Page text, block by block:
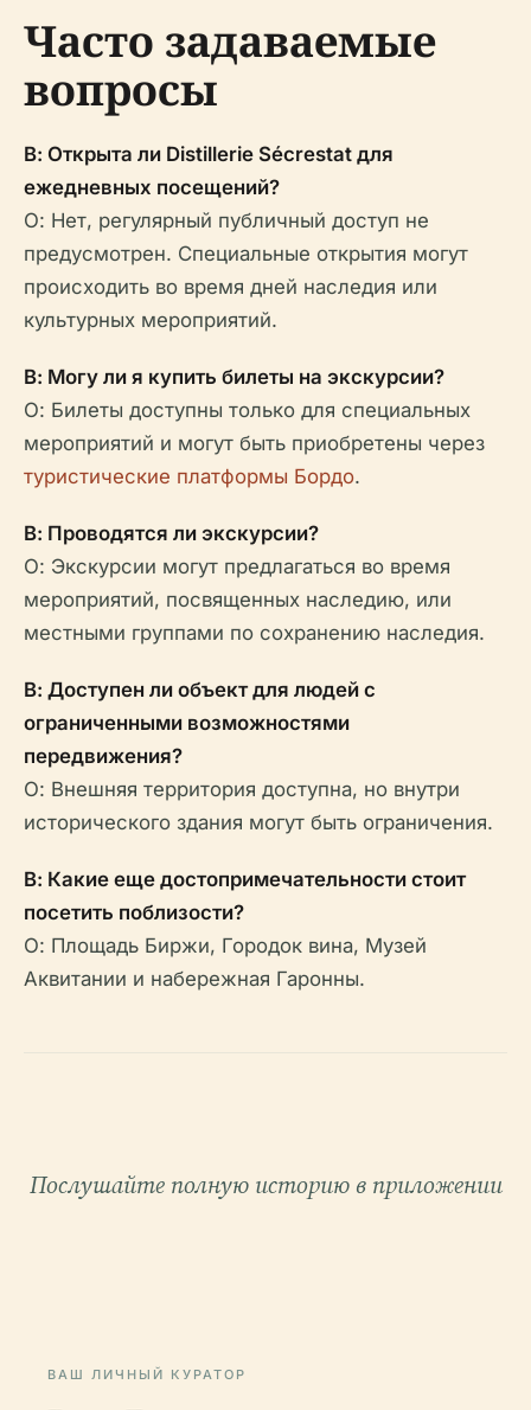
Часто задаваемые
вопросы
В: Открыта ли Distillerie Sécrestat для
ежедневных посещений?
О: Нет, регулярный публичный доступ не
предусмотрен. Специальные открытия могут
происходить во время дней наследия или
культурных мероприятий.
В: Могу ли я купить билеты на экскурсии?
О: Билеты доступны только для специальных
мероприятий и могут быть приобретены через
туристические платформы Бордо.
В: Проводятся ли экскурсии?
О: Экскурсии могут предлагаться во время
мероприятий, посвященных наследию, или
местными группами по сохранению наследия.
В: Доступен ли объект для людей с
ограниченными возможностями
передвижения?
О: Внешняя территория доступна, но внутри
исторического здания могут быть ограничения.
В: Какие еще достопримечательности стоит
посетить поблизости?
О: Площадь Биржи, Городок вина, Музей
Аквитании и набережная Гаронны.
Послушайте полную историю в приложении
ВАШ ЛИЧНЫЙ КУРАТОР